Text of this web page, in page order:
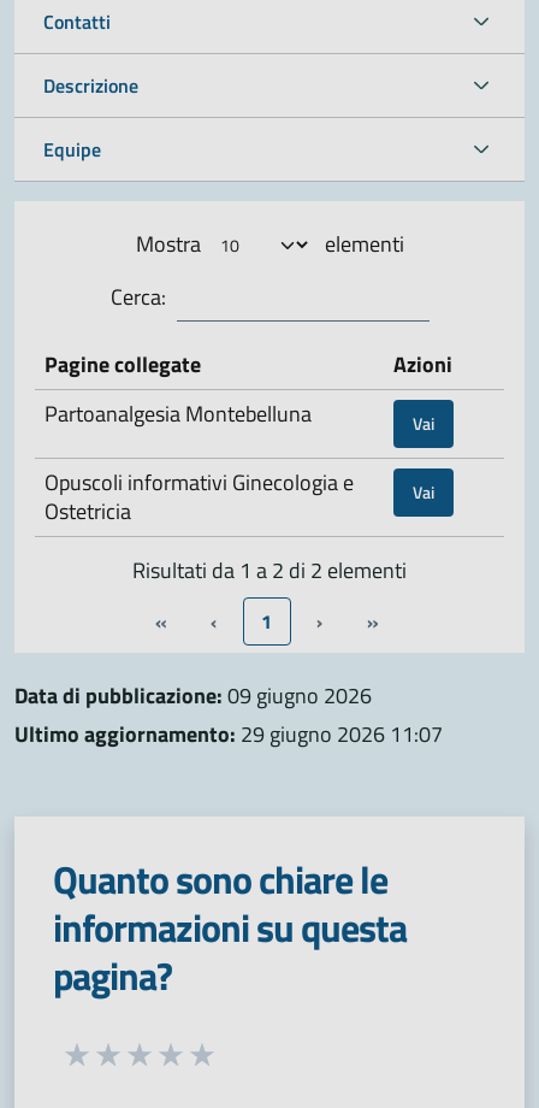
Contatti
Descrizione
Equipe
Mostra
elementi
Cerca:
Pagine collegate
Azioni
Partoanalgesia Montebelluna
Vai
Opuscoli informativi Ginecologia e
Ostetricia
Vai
Risultati da 1 a 2 di 2 elementi
« ‹ 1 › »
Data di pubblicazione:09 giugno 2026
Ultimo aggiornamento: 29 giugno 2026 11:07
Quanto sono chiare le
informazioni su questa
pagina?
Seleziona una valutazione da 1 a 5 stelle